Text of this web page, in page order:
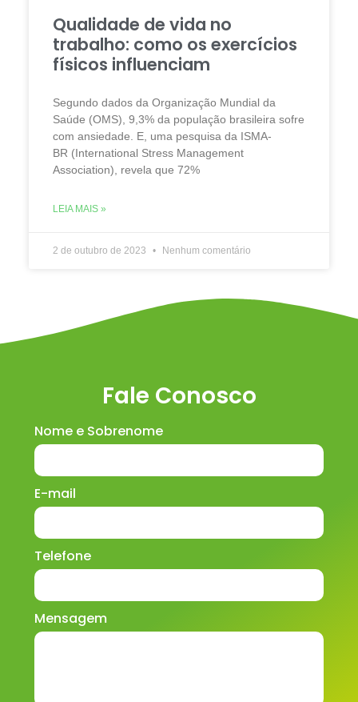
Qualidade de vida no
trabalho: como os exercícios
físicos influenciam
Segundo dados da Organização Mundial da
Saúde (OMS), 9,3% da população brasileira sofre
com ansiedade. E, uma pesquisa da ISMA-
BR (International Stress Management
Association), revela que 72%
LEIA MAIS »
2 de outubro de 2023 Nenhum comentário
Fale Conosco
Nome e Sobrenome
E-mail
Telefone
Mensagem